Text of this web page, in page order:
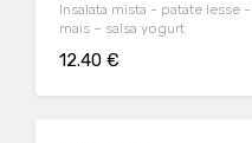
Insalata mista - patate
mais – salsa yogurt
12.40 €